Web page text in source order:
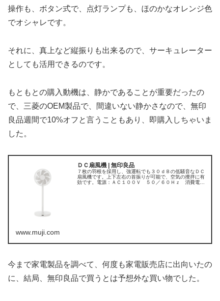
操作も、ボタン式で、点灯ランプも、ほのかなオレンジ色
でオシャレです。
それに、真上など縦振りも出来るので、サーキュレーター
としても活用できるのです。
もともとの購入動機は、静かであることが重要だったの
で、三菱のOEM製品で、間違いない静かさなので、無印
良品週間で10%オフと言うこともあり、即購入しちゃいま
した。
ＤＣ扇風機 | 無印良品
７枚の羽根を採用し、強運転でも３０ｄＢの低騒音なＤＣ
扇風機です。上下左右の首振りが可能で、空気の攪拌に有
効です。電源：ＡＣ１００Ｖ ５０／６０Ｈｚ 消費電力
www.muji.com
今まで家電製品を調べて、何度も家電販売店に出向いたの
に、結局、無印良品で買うとは予想外な買い物でした。